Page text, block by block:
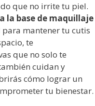
que no irrite tu piel.
la base de maquillaje
mantener tu cutis
te
que no solo te
cuidan y
cómo lograr un
tu bienestar.